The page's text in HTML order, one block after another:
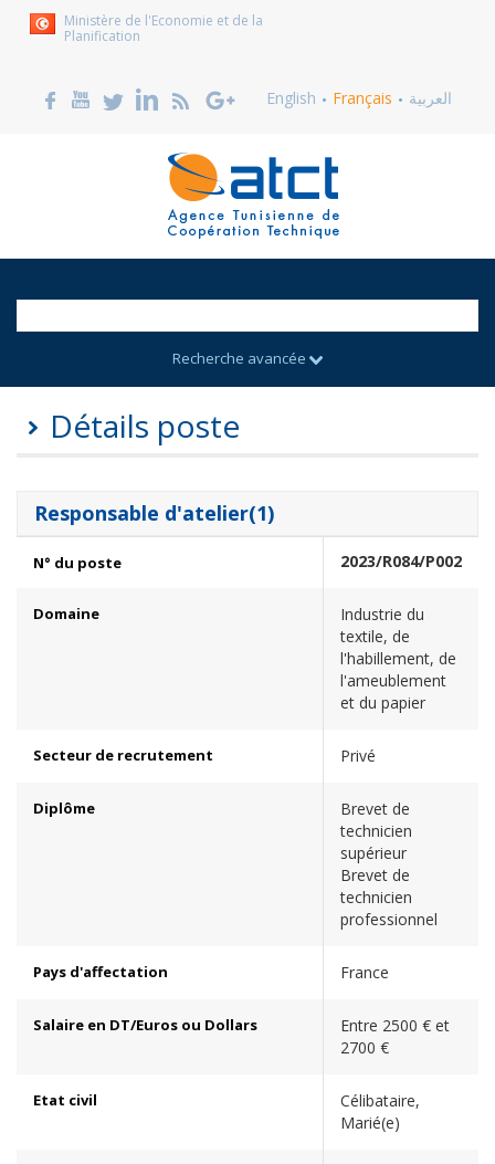
Ministère de l'Economie et de la
Planification
English Français العربية
Recherche avancée
Détails poste
Responsable d'atelier(1)
N° du poste 2023/R084/P002
Domaine
Industrie du
textile, de
l'habillement, de
l'ameublement
et du papier
Secteur de recrutement Privé
Diplôme
Brevet de
technicien
supérieur
Brevet de
technicien
professionnel
Pays d'affectation France
Salaire en DT/Euros ou Dollars
Entre 2500 € et
2700 €
Etat civil
Célibataire,
Marié(e)